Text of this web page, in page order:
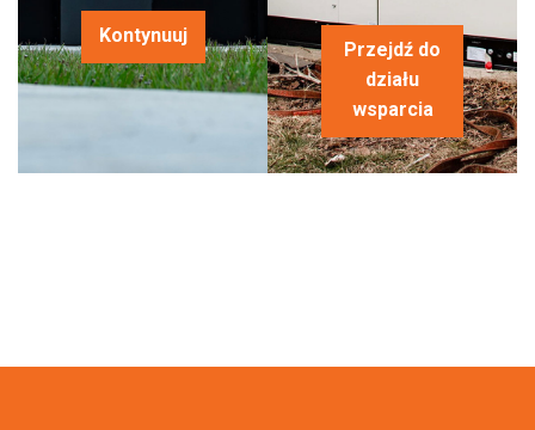
Kontynuuj
Przejdź do
działu
wsparcia